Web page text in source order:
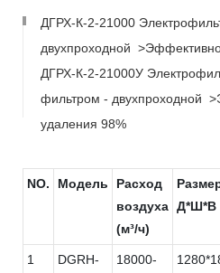
ДГРХ-К-2-21000
двухпроходной
ДГРХ-К-2-21000У
фильтром - двухпроходной
удаления 98%
NO. Модель
Расход
воздуха
(м³/ч)
Д*Ш*В
1
DGRH-
18000-